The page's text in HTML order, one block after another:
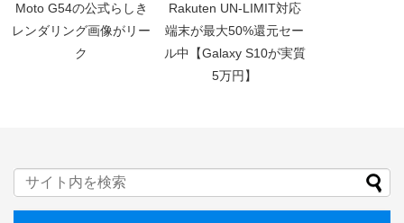
Moto G54の公式らしき
レンダリング画像がリー
ク
Rakuten UN-LIMIT対応
端末が最大50%還元セー
ル中【Galaxy S10が実質
5万円】